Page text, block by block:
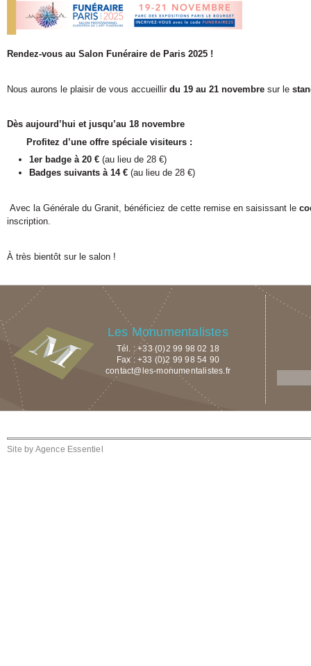
Rendez-vous au Salon Funéraire de Paris 2025 !
Nous aurons le plaisir de vous accueillir du 19 au 21 novembre sur le
Dès aujourd’hui et jusqu’au 18 novembre
Profitez d’une offre spéciale visiteurs :
1er badge à 20 € (au lieu de 28 €)
Badges suivants à 14 € (au lieu de 28 €)
Avec la Générale du Granit, bénéficiez de cette remise en saisissant le
inscription.
À très bientôt sur le salon !
Les Monumentalistes
Tél. : +33 (0)2 99 98 02 18
Fax : +33 (0)2 99 98 54 90
contact@les-monumentalistes.fr
Site by Agence Essentiel